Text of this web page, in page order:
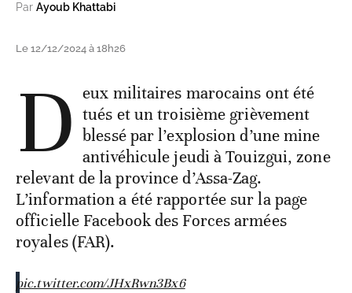
Par Ayoub Khattabi
Le 12/12/2024 à 18h26
D eux militaires marocains ont été
tués et un troisième grièvement
blessé par l’explosion d’une mine
antivéhicule jeudi à Touizgui, zone
relevant de la province d’Assa-Zag.
L’information a été rapportée sur la page
officielle Facebook des Forces armées
royales (FAR).
pic.twitter.com/JHxRwn3Bx6